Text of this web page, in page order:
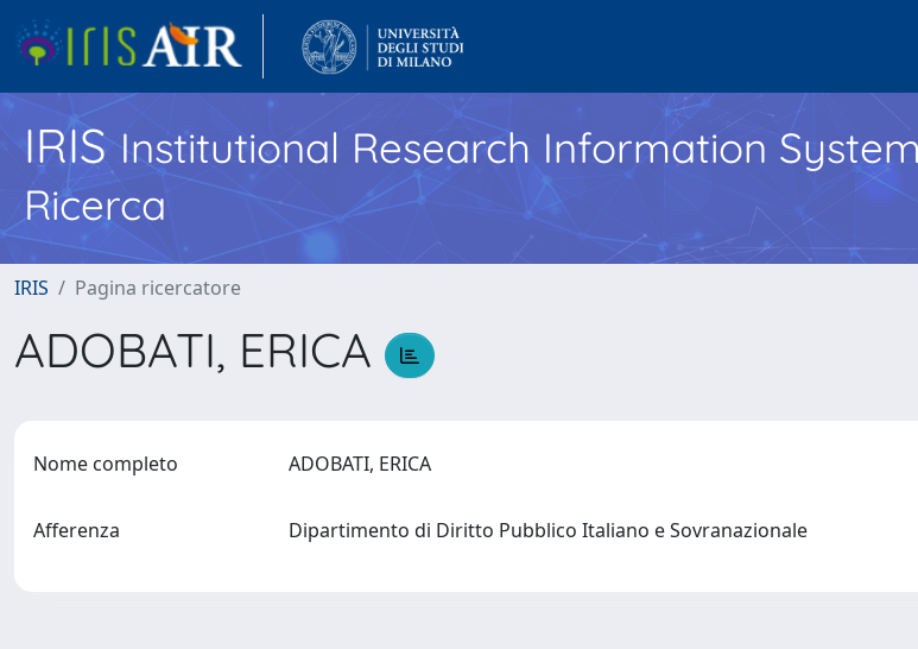
IRISInstitutional Research Information System
Ricerca
IRIS Pagina ricercatore
ADOBATI, ERICA
Nome completo ADOBATI, ERICA
Afferenza Dipartimento di Diritto Pubblico Italiano e Sovranazionale